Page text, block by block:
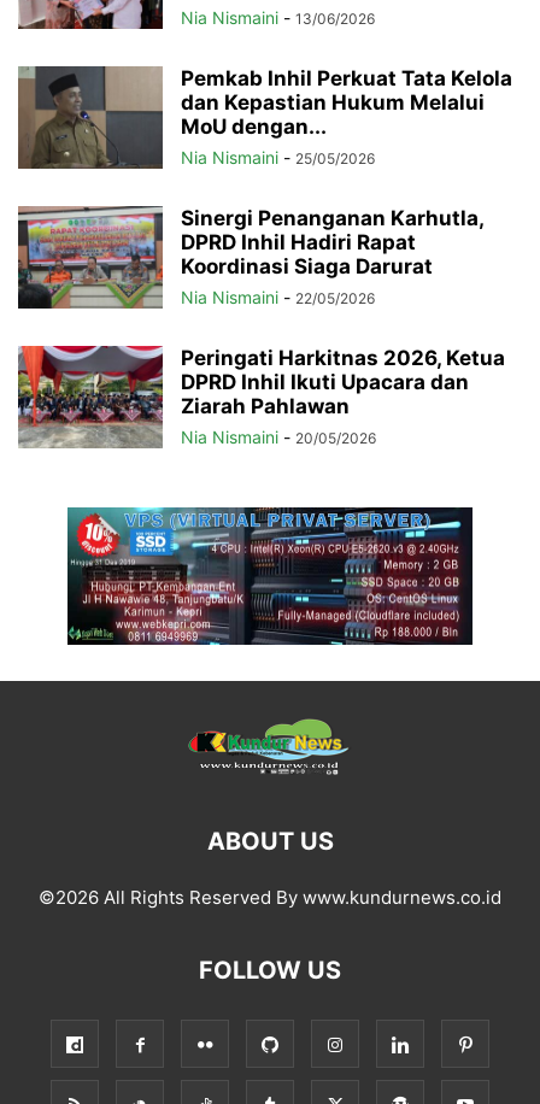
Nia Nismaini - 13/06/2026
Pemkab Inhil Perkuat Tata Kelola
dan Kepastian Hukum Melalui
MoU dengan...
Nia Nismaini - 25/05/2026
Sinergi Penanganan Karhutla,
DPRD Inhil Hadiri Rapat
Koordinasi Siaga Darurat
Nia Nismaini - 22/05/2026
Peringati Harkitnas 2026, Ketua
DPRD Inhil Ikuti Upacara dan
Ziarah Pahlawan
Nia Nismaini - 20/05/2026
ABOUT US
©2026 All Rights Reserved By www.kundurnews.co.id
FOLLOW US